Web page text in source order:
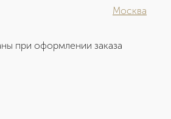
Москва
при оформлении заказа